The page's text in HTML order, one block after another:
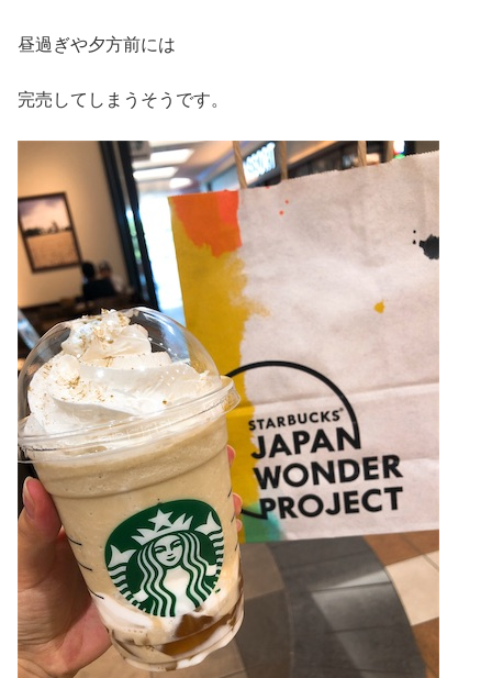
昼過ぎや夕方前には
完売してしまうそうです。